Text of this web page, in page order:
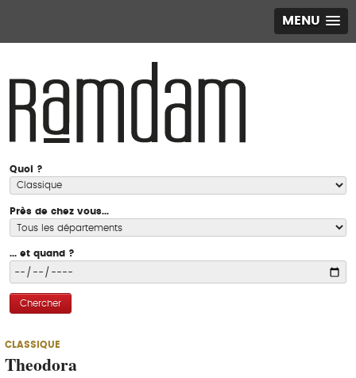
MENU
Quoi ?
Près de chez vous...
... et quand ?
Chercher
CLASSIQUE
Theodora